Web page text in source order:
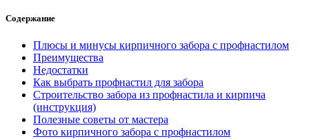
Содержание
Плюсы и минусы кирпичного забора с профнастилом
Преимущества
Недостатки
Как выбрать профнастил для забора
Строительство забора из профнастила и кирпича
(инструкция)
Полезные советы от мастера
Фото кирпичного забора с профнастилом